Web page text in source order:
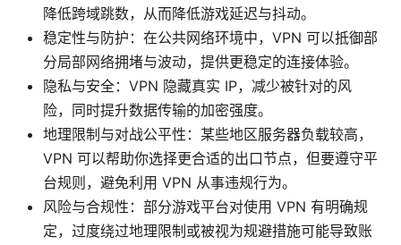
降低跨域跳数，从而降低游戏延迟与抖动。
稳定性与防护：在公共网络环境中，VPN 可以抵御部
分局部网络拥堵与波动，提供更稳定的连接体验。
隐私与安全：VPN 隐藏真实 IP，减少被针对的风
险，同时提升数据传输的加密强度。
地理限制与对战公平性：某些地区服务器负载较高，
VPN 可以帮助你选择更合适的出口节点，但要遵守平
台规则，避免利用 VPN 从事违规行为。
风险与合规性：部分游戏平台对使用 VPN 有明确规
定，过度绕过地理限制或被视为规避措施可能导致账